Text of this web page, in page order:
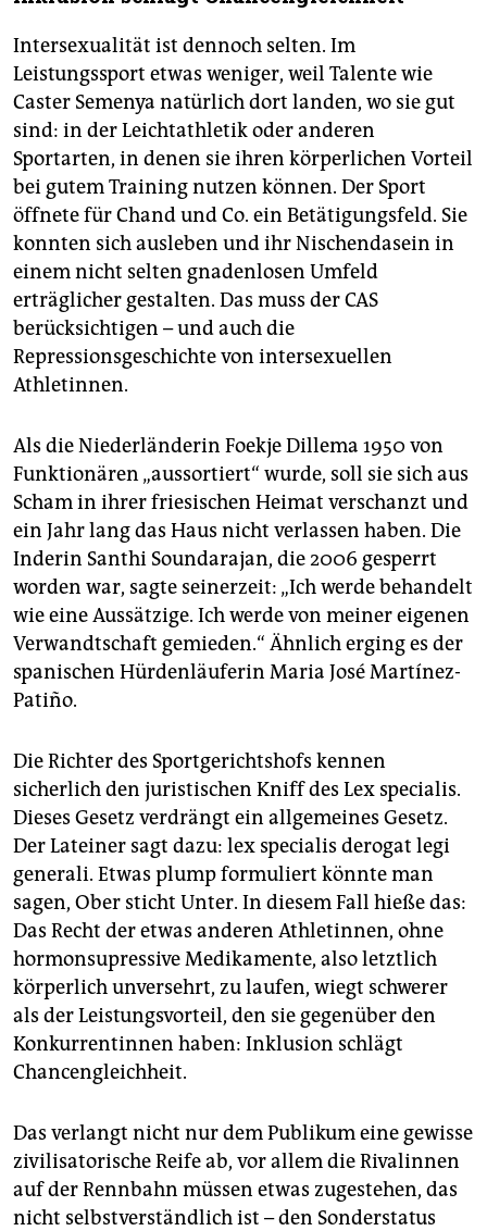
Intersexualität ist dennoch selten. Im
Leistungssport etwas weniger, weil Talente wie
Caster Semenya natürlich dort landen, wo sie gut
sind: in der Leichtathletik oder anderen
Sportarten, in denen sie ihren körperlichen Vorteil
bei gutem Training nutzen können. Der Sport
öffnete für Chand und Co. ein Betätigungsfeld. Sie
konnten sich ausleben und ihr Nischendasein in
einem nicht selten gnadenlosen Umfeld
erträglicher gestalten. Das muss der CAS
berücksichtigen – und auch die
Repressionsgeschichte von intersexuellen
Athletinnen.
Als die Niederländerin Foekje Dillema 1950 von
Funktionären „aussortiert“ wurde, soll sie sich aus
Scham in ihrer friesischen Heimat verschanzt und
ein Jahr lang das Haus nicht verlassen haben. Die
Inderin Santhi Soundarajan, die 2006 gesperrt
worden war, sagte seinerzeit: „Ich werde behandelt
wie eine Aussätzige. Ich werde von meiner eigenen
Verwandtschaft gemieden.“ Ähnlich erging es der
spanischen Hürdenläuferin Maria José Martínez-
Patiño.
Die Richter des Sportgerichtshofs kennen
sicherlich den juristischen Kniff des Lex specialis.
Dieses Gesetz verdrängt ein allgemeines Gesetz.
Der Lateiner sagt dazu: lex specialis derogat legi
generali. Etwas plump formuliert könnte man
sagen, Ober sticht Unter. In diesem Fall hieße das:
Das Recht der etwas anderen Athletinnen, ohne
hormonsupressive Medikamente, also letztlich
körperlich unversehrt, zu laufen, wiegt schwerer
als der Leistungsvorteil, den sie gegenüber den
Konkurrentinnen haben: Inklusion schlägt
Chancengleichheit.
Das verlangt nicht nur dem Publikum eine gewisse
zivilisatorische Reife ab, vor allem die Rivalinnen
auf der Rennbahn müssen etwas zugestehen, das
nicht selbstverständlich ist – den Sonderstatus